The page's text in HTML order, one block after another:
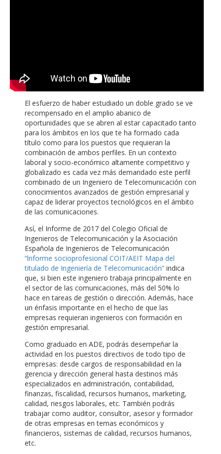
El esfuerzo de haber estudiado un doble grado se ve
recompensado en el amplio abanico de
oportunidades que se abren al estar capacitado tanto
para los ámbitos en los que te ha formado cada
título como para los puestos que requieran la
combinación de ambos perfiles. En un contexto
laboral y socio-económico altamente competitivo y
globalizado es cada vez más demandado este perfil
combinado de un Ingeniero de Telecomunicación con
conocimientos avanzados de gestión empresarial y
capaz de liderar proyectos tecnológicos en el ámbito
de las comunicaciones.
Así, el Informe de 2017 del Colegio Oficial de
Ingenieros de Telecomunicación y la Asociación
Española de Ingenieros de Telecomunicación
“lnforme socioprofesional COIT/AEIT Mapa del
titulado de Ingeniería de Telecomunicación” indica
que, si bien este ingeniero trabaja principalmente en
el sector de las comunicaciones, más del 50% lo
hace en tareas de gestión o dirección. Además, hace
un énfasis importante en el hecho de que las
empresas requieran ingenieros con formación en
gestión empresarial.
Como graduado en ADE, podrás desempeñar la
actividad en los puestos directivos de todo tipo de
empresas: desde cargos de responsabilidad en la
gerencia y dirección general hasta destinos más
especializados en administración, contabilidad,
finanzas, fiscalidad, recursos humanos, marketing,
calidad, riesgos laborales, etc. También podrás
trabajar como auditor, consultor, asesor y formador
de otras empresas en temas económicos y
financieros, sistemas de calidad, recursos humanos,
etc.